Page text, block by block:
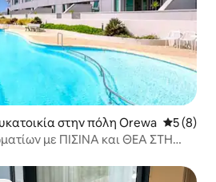
στην πόλη Orewa Μέση
5 (8)
με ΠΙΣΊΝΑ και ΘΕΑ ΣΤΗ